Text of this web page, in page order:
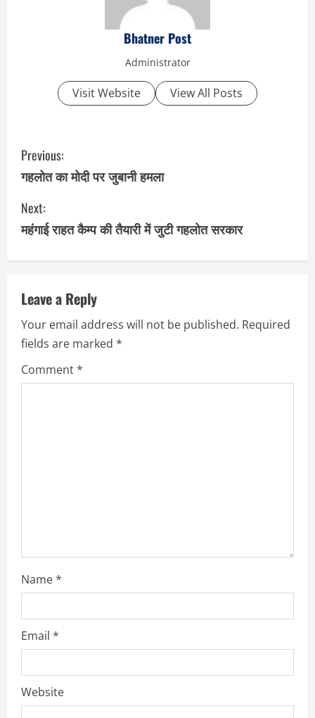
Bhatner Post
Administrator
Visit Website View All Posts
C
o
n
t
i
n
u
e
R
g
Previous:
गहलोत का मोदी पर जुबानी हमला
Next:
महंगाई राहत कैम्प की तैयारी में जुटी गहलोत सरकार
Leave a Reply
Your email address will not be published. Required
fields are marked *
Comment*
Name*
Email *
Website